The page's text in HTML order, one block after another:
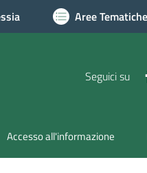
Aree Tematiche
Seguici su
Accesso all'informazione